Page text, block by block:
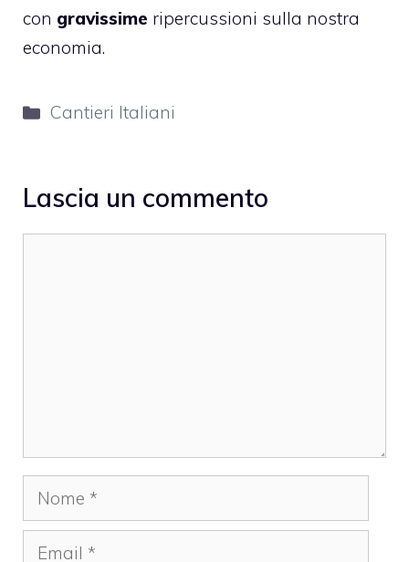
con gravissime ripercussioni sulla nostra
economia.
Categorie
Cantieri Italiani
Lascia un commento
Nome
Email